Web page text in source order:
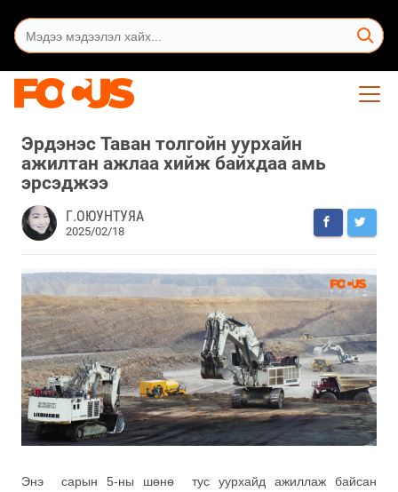
Эрдэнэс Таван толгойн уурхайн
ажилтан ажлаа хийж байхдаа амь
эрсэджээ
Г.ОЮУНТУЯА
2025/02/18
Энэ сарын 5-ны шөнө тус уурхайд ажиллаж байсан